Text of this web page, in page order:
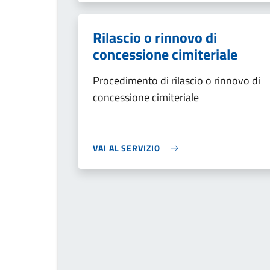
Rilascio o rinnovo di
concessione cimiteriale
Procedimento di rilascio o rinnovo di
concessione cimiteriale
VAI AL SERVIZIO